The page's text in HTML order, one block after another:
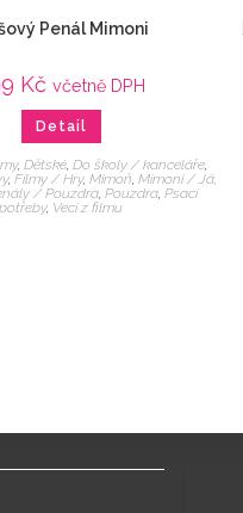
Penál Mimoni
Kč včetně DPH
Detail
,Dětské,Do školy / kanceláře,
, Filmy / Hry, Mimoň, Mimoni / Já,
/ Pouzdra,Pouzdra,Psací
potřeby, Veci z filmu